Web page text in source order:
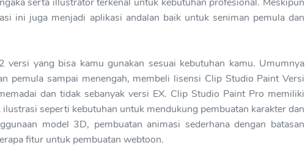
ini juga menjadi aplikasi andalan baik untuk seniman pemula dan
versi yang bisa kamu gunakan sesuai kebutuhan kamu. Umumnya
pemula sampai menengah, membeli lisensi Clip Studio Paint Versi
dan tidak sebanyak versi EX. Clip Studio Paint Pro memiliki
seperti kebutuhan untuk mendukung pembuatan karakter dan
model 3D, pembuatan animasi sederhana dengan batasan
fitur untuk pembuatan webtoon.